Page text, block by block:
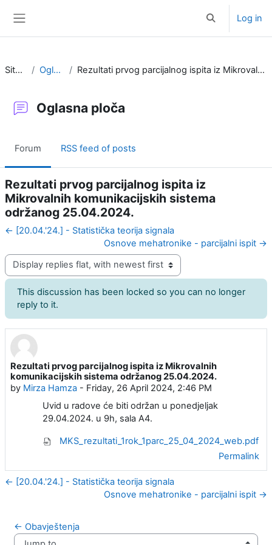
Toggle search
Log in
Site pages Oglasna ploča Rezultati prvog parcijalnog ispita iz Mikrovalnih komunikacijskih sistema održanog 25.04.2024.
Oglasna ploča
Forum RSS feed of posts
Rezultati prvog parcijalnog ispita iz
Mikrovalnih komunikacijskih sistema
održanog 25.04.2024.
← [20.04.'24.] - Statistička teorija signala
Osnove mehatronike - parcijalni ispit →
Display mode
This discussion has been locked so you can no longer
reply to it.
Rezultati prvog parcijalnog ispita iz Mikrovalnih
komunikacijskih sistema održanog 25.04.2024.
by Mirza Hamza - Friday, 26 April 2024, 2:46 PM
Number of replies: 0
Uvid u radove će biti održan u ponedjeljak
29.04.2024. u 9h, sala A4.
MKS_rezultati_1rok_1parc_25_04_2024_web.pdf
Permalink
← [20.04.'24.] - Statistička teorija signala
Osnove mehatronike - parcijalni ispit →
← Obavještenja